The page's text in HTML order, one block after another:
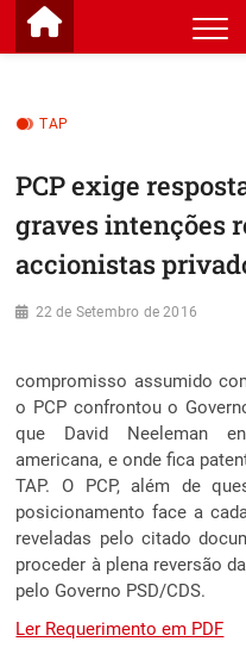
Skip
TAP
PCP exige
graves intenções
accionistas
22 de Setembro de 2016
compromisso assumido
o PCP confrontou o
que David Neeleman
americana, e onde fica
TAP. O PCP, além de
posicionamento face a
reveladas pelo citado
proceder à plena reversão
pelo Governo PSD/CDS.
Ler Requerimento em PDF